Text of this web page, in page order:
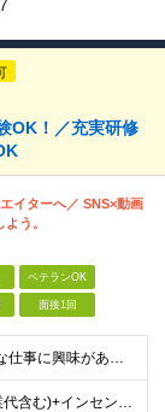
OK！／充実研修
イターへ／ SNS×動画
う。
ベテランOK
面接1回
応募理由は「クリエイティブな仕事に興味がある」でOK！ #学歴不問 #未経験OK ★1つでも当てはまれば、マッチング率高め★ □ SNSやYouTubeに興味がある方 □ アイデアを考えることが好き
月給28万円～35万円(固定残業代含む)+インセンティブ＋各種手当 ※経験・能力等を考慮の上、決定します。 ※残業はほとんどありませんが、発生した場合は時間外手当を100％支給します。 【固定残業